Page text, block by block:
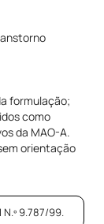
formulação;
como
da MAO-A.
orientação
N.º 9.787/99.